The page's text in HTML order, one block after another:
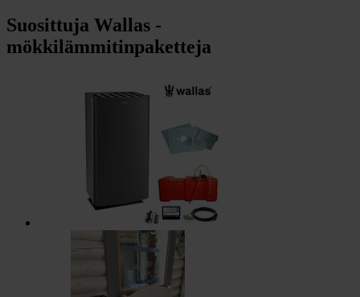
Suosittuja Wallas -
mökkilämmitinpaketteja